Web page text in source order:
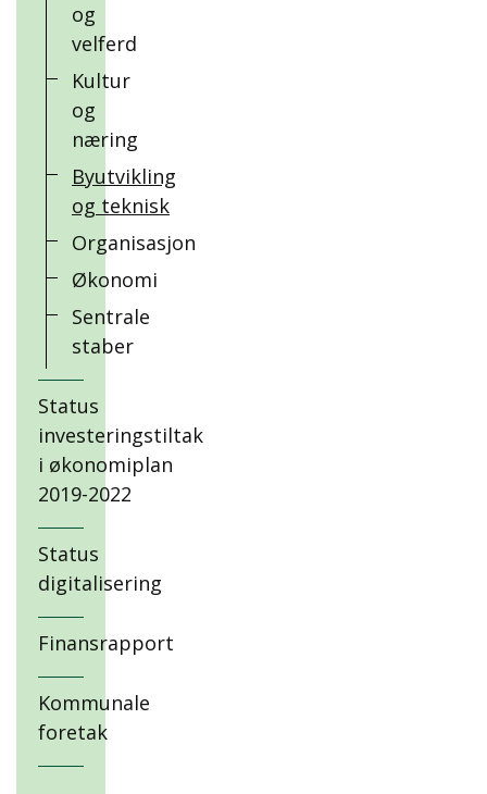
og
velferd
Kultur
og
næring
Byutvikling
og teknisk
Organisasjon
Økonomi
Sentrale
staber
Status
investeringstiltak
i økonomiplan
2019-2022
Status
digitalisering
Finansrapport
Kommunale
foretak